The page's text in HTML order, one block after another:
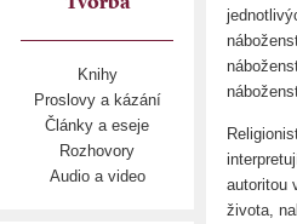
Knihy
Proslovy a kázání
Články a eseje
Rozhovory
Audio a video
autoritou
života,